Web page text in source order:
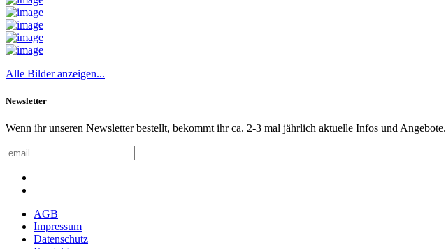
Alle Bilder anzeigen...
Newsletter
Wenn ihr unseren Newsletter bestellt, bekommt ihr ca. 2-3 mal jährlich aktuelle Infos und Angebote.
AGB
Impressum
Datenschutz